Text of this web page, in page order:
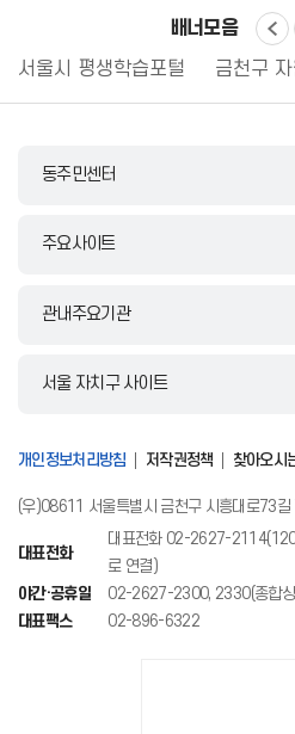
배너모음
서울시 평생학습포털
금천구
동주민센터
주요사이트
관내주요기관
서울 자치구 사이트
개인정보처리방침 저작권정책 찾아오시
(우)08611 서울특별시 금천구 시흥대로73
대표전화
대표전화 02-2627-2114(120
로 연결)
야간·공휴일
02-2627-2300, 2330(종합상
대표팩스
02-896-6322